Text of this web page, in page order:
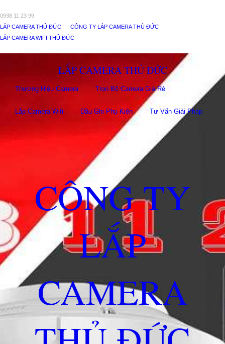
0938 11 23 99
LẮP CAMERA THỦ ĐỨC
CÔNG TY LẮP CAMERA THỦ ĐỨC
LẮP CAMERA WIFI THỦ ĐỨC
LẮP CAMERA THỦ ĐỨC
Thương Hiệu Camera Trọn Bộ Camera Giá Rẻ
Lắp Camera Wifi Đầu Ghi Phụ Kiên Tư Vấn Giải Pháp
CÔNG TY
LẮP
CAMERA